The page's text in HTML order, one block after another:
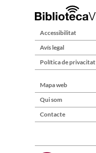
Accessibilitat
Avís legal
Política de privacitat
Mapa web
Qui som
Contacte